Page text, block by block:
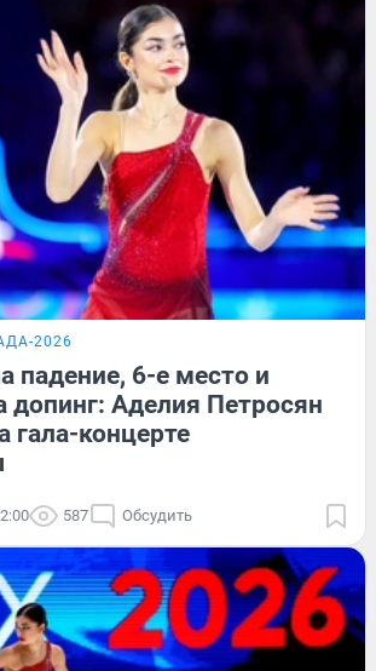
2026
падение, 6-е место и
допинг: Аделия Петросян
гала-концерте
587 Обсудить